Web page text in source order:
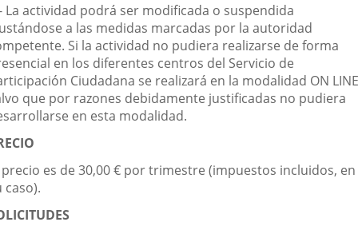
La actividad podrá ser modificada o suspendida
a las medidas marcadas por la autoridad
Si la actividad no pudiera realizarse de forma
en los diferentes centros del Servicio de
Ciudadana se realizará en la modalidad ON
que por razones debidamente justificadas no pudiera
en esta modalidad.
precio es de 30,00 € por trimestre (impuestos incluidos, en
caso).